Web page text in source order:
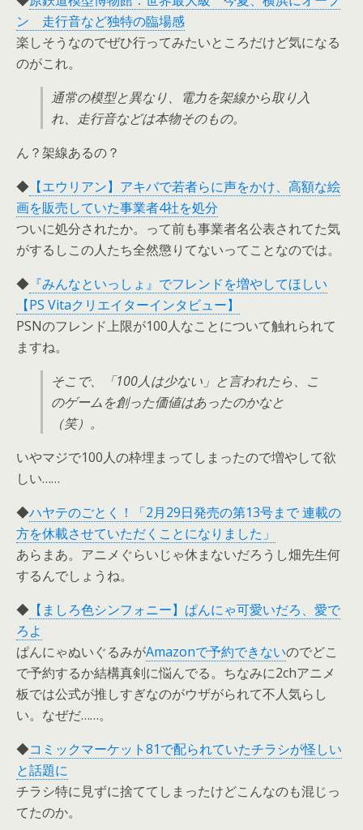
ン 走行音など独特の臨場感
楽しそうなのでぜひ行ってみたいところだけど気になる
のがこれ。
通常の模型と異なり、電力を架線から取り入
れ、走行音などは本物そのもの。
ん？架線あるの？
◆ 【エウリアン】アキバで若者らに声をかけ、高額な絵
画を販売していた事業者4社を処分
ついに処分されたか。って前も事業者名公表されてた気
がするしこの人たち全然懲りてないってことなのでは。
◆ 『みんなといっしょ』でフレンドを増やしてほしい
【PS Vitaクリエイターインタビュー】
PSNのフレンド上限が100人なことについて触れられて
ますね。
そこで、「100人は少ない」と言われたら、こ
のゲームを創った価値はあったのかなと
（笑）。
いやマジで100人の枠埋まってしまったので増やして欲
しい……
◆ハヤテのごとく！「2月29日発売の第13号まで 連載の
方を休載させていただくことになりました」
あらまあ。アニメぐらいじゃ休まないだろうし畑先生何
するんでしょうね。
◆ 【ましろ色シンフォニー】ぱんにゃ可愛いだろ、愛で
ろよ
ぱんにゃぬいぐるみがAmazonで予約できないのでどこ
で予約するか結構真剣に悩んでる。ちなみに2chアニメ
板では公式が推しすぎなのがウザがられて不人気らし
い。なぜだ……。
◆コミックマーケット81で配られていたチラシが怪しい
と話題に
チラシ特に見ずに捨ててしまったけどこんなのも混じっ
てたのか。